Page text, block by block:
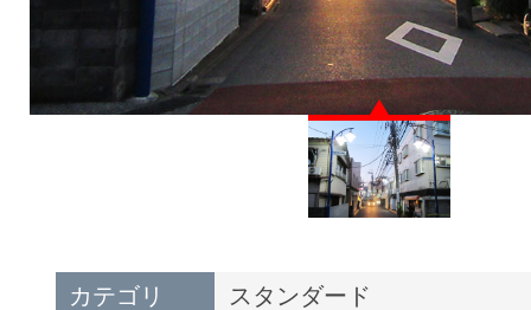
カテゴリ スタンダード